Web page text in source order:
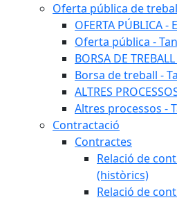
Oferta pública de
OFERTA PÚBLICA -
Oferta pública -
BORSA DE
Borsa de treball -
ALTRES
Altres processos -
Contractació
Contractes
Relació de
(històrics)
Relació de